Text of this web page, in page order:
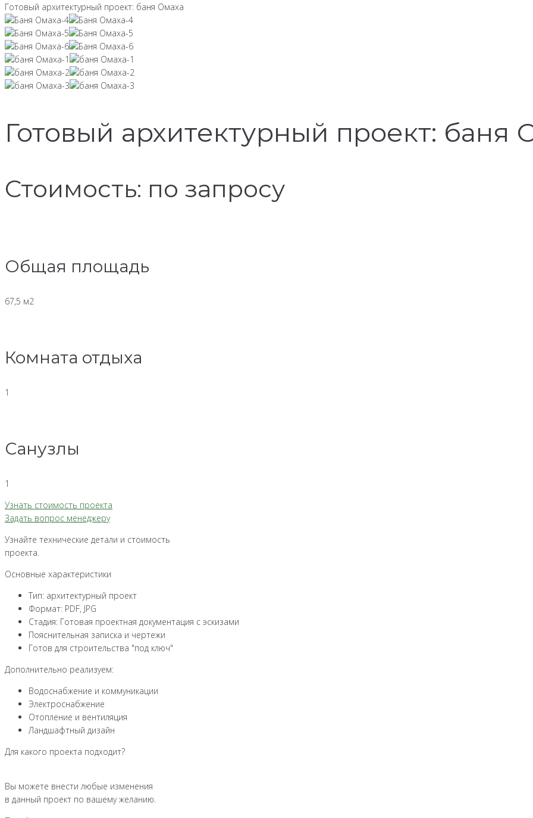
Готовый архитектурный проект: баня Омаха
Готовый архитектурный проект: баня
Стоимость: по запросу
Общая площадь
67,5 м2
Комната отдыха
1
Санузлы
1
Узнать стоимость проекта
Задать вопрос менеджеру
Узнайте технические детали и стоимость
проекта.
Основные характеристики
Тип: архитектурный проект
Формат: PDF, JPG
Стадия: Готовая проектная документация с эскизами
Пояснительная записка и чертежи
Готов для строительства "под ключ"
Дополнительно реализуем:
Водоснабжение и коммуникации
Электроснабжение
Отопление и вентиляция
Ландшафтный дизайн
Для какого проекта подходит?
Вы можете внести любые изменения
в данный проект по вашему желанию.